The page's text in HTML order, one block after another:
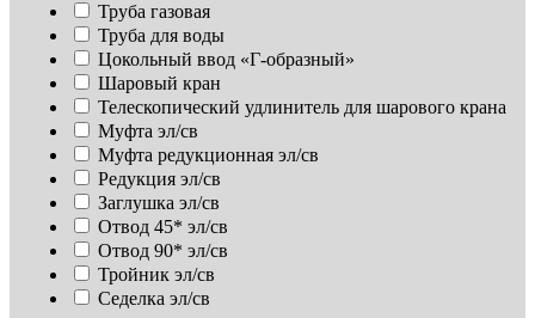
Труба газовая
Труба для воды
Цокольный ввод «Г-образный»
Шаровый кран
Телескопический удлинитель для шарового крана
Муфта эл/св
Муфта редукционная эл/св
Редукция эл/св
Заглушка эл/св
Отвод 45* эл/св
Отвод 90* эл/св
Тройник эл/св
Седелка эл/св